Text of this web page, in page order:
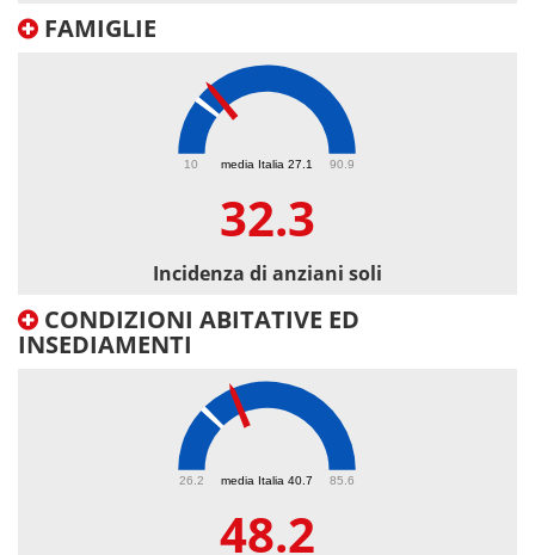
FAMIGLIE
media Italia 27.1
10 90.9
32.3
Incidenza di anziani soli
CONDIZIONI ABITATIVE ED
INSEDIAMENTI
media Italia 40.7
26.2 85.6
48.2